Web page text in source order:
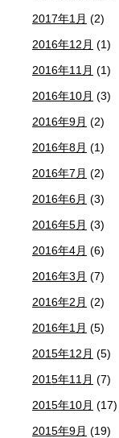
2017年1月 (2)
2016年12月 (1)
2016年11月 (1)
2016年10月 (3)
2016年9月 (2)
2016年8月 (1)
2016年7月 (2)
2016年6月 (3)
2016年5月 (3)
2016年4月 (6)
2016年3月 (7)
2016年2月 (2)
2016年1月 (5)
2015年12月 (5)
2015年11月 (7)
2015年10月 (17)
2015年9月 (19)